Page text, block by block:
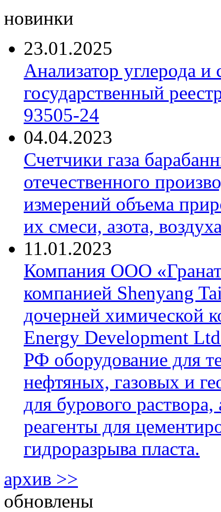
новинки
23.01.2025
Анализатор углерода
государственный
93505-24
04.04.2023
Счетчики газа
отечественного
измерений объема
их смеси, азота,
11.01.2023
Компания ООО
компанией Shenyang
дочерней химической
Energy Development
РФ оборудование для
нефтяных, газовых и
для бурового
реагенты для
гидроразрыва пласта.
архив >>
обновлены